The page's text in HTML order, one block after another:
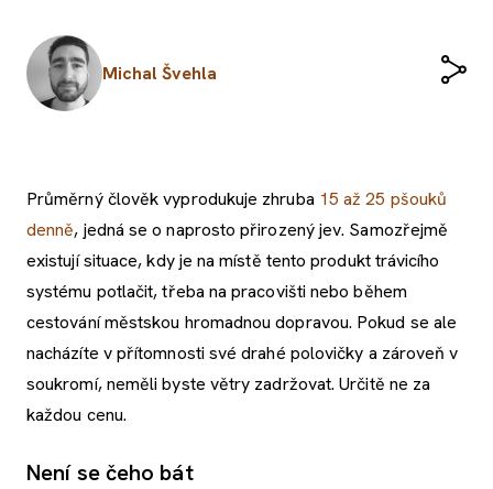
Michal Švehla
Průměrný člověk vyprodukuje zhruba 15 až 25 pšouků
denně, jedná se o naprosto přirozený jev. Samozřejmě
existují situace, kdy je na místě tento produkt trávicího
systému potlačit, třeba na pracovišti nebo během
cestování městskou hromadnou dopravou. Pokud se ale
nacházíte v přítomnosti své drahé polovičky a zároveň v
soukromí, neměli byste větry zadržovat. Určitě ne za
každou cenu.
Není se čeho bát